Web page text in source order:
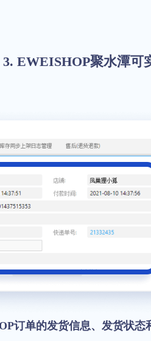
3. EWEISHOP聚水潭
订单的发货信息、发货状态